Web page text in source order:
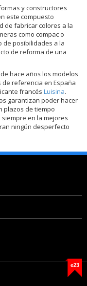
y constructores
este compuesto
de fabricar colores a la
como compac o
de posibilidades a la
de reforma de una
hace años los modelos
referencia en España
francés Luisina.
garantizan poder hacer
plazos de tiempo
en la mejores
ningún desperfecto
e23